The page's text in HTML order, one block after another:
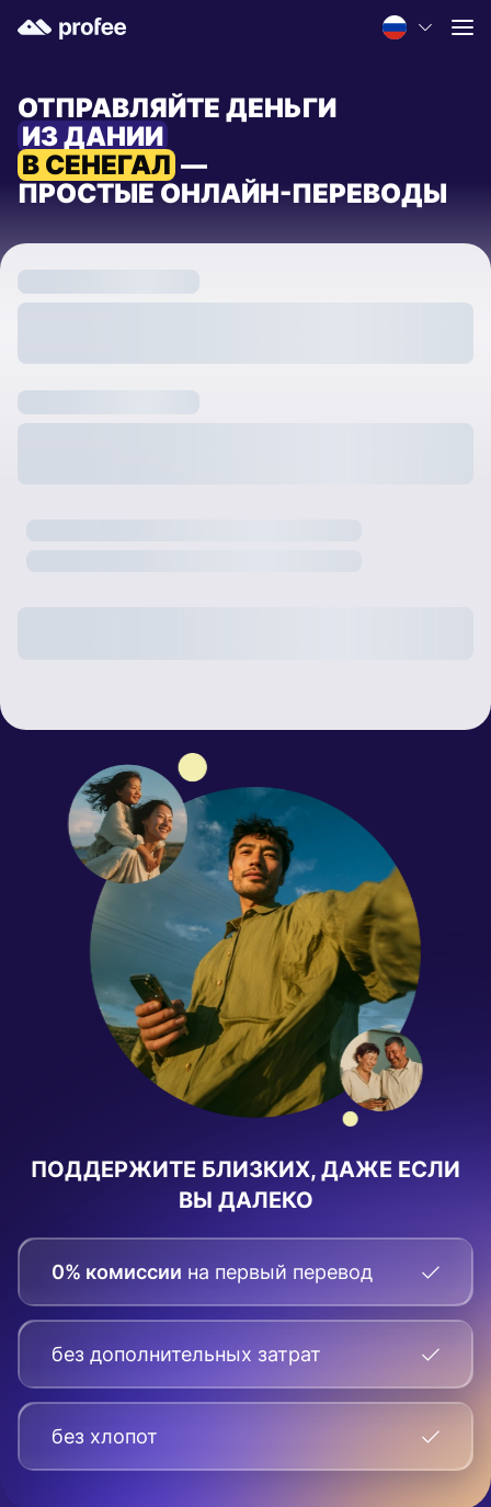
ОТПРАВЛЯЙТЕ ДЕНЬГИ
ИЗ ДАНИИ
В СЕНЕГАЛ —
ПРОСТЫЕ ОНЛАЙН-ПЕРЕВОДЫ
ПОДДЕРЖИТЕ БЛИЗКИХ, ДАЖЕ ЕСЛИ
ВЫ ДАЛЕКО
0% комиссии на первый перевод
без дополнительных затрат
без хлопот